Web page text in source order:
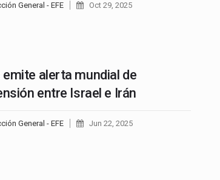
General - EFE Oct 29, 2025
alerta mundial de
entre Israel e Irán
General - EFE Jun 22, 2025